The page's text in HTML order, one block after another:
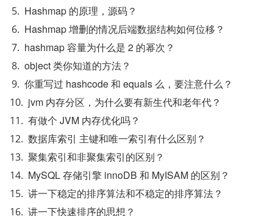
Hashmap 的原理，源码？
Hashmap 增删的情况后端数据结构如何位移？
hashmap 容量为什么是 2 的幂次？
object 类你知道的方法？
你重写过 hashcode 和 equals 么，要注意什么？
jvm 内存分区，为什么要有新生代和老年代？
有做个 JVM 内存优化吗？
数据库索引 主键和唯一索引有什么区别？
聚集索引和非聚集索引的区别？
MySQL 存储引擎 innoDB 和 MyISAM 的区别？
讲一下稳定的排序算法和不稳定的排序算法？
讲一下快速排序的思想？